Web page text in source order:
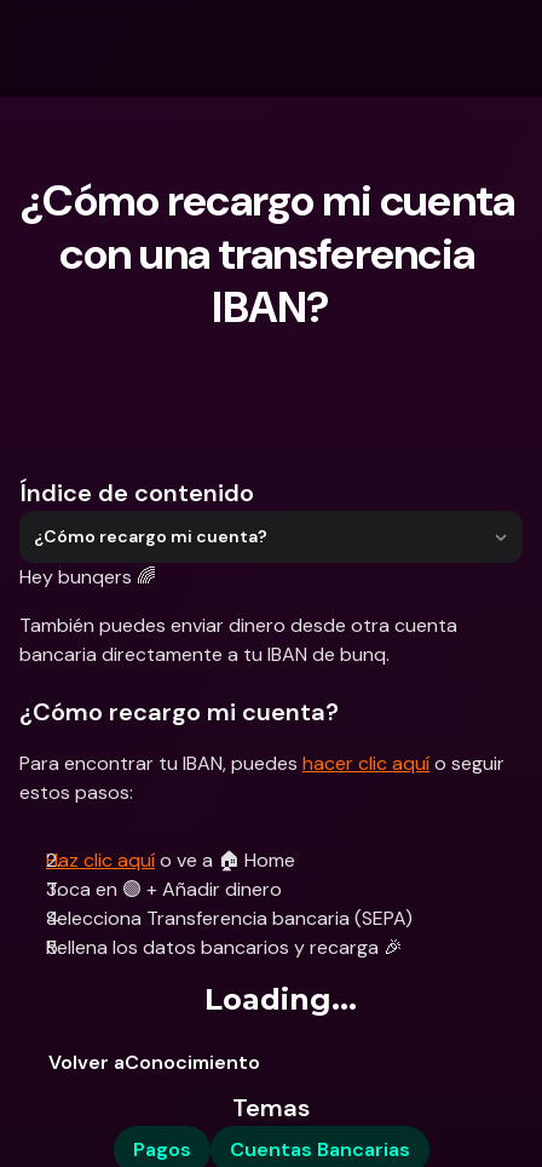
¿Cómo recargo mi cuenta
con una transferencia
IBAN?
Índice de contenido
¿Cómo recargo mi cuenta?
Hey bunqers 🌈
También puedes enviar dinero desde otra cuenta
bancaria directamente a tu IBAN de bunq.
¿Cómo recargo mi cuenta?
Para encontrar tu IBAN, puedes hacer clic aquí o seguir
estos pasos:
Haz clic aquí o ve a 🏠 Home
Toca en 🟣 + Añadir dinero
Selecciona Transferencia bancaria (SEPA)
Rellena los datos bancarios y recarga 🎉
Loading...
Volver aConocimiento
Temas
Pagos Cuentas Bancarias